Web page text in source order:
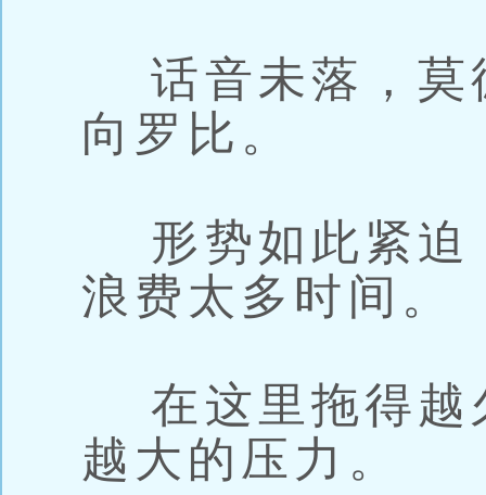
话音未落，莫
向罗比。
形势如此紧迫
浪费太多时间。
在这里拖得越
越大的压力。